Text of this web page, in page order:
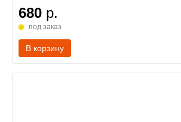
680 р.
под заказ
В корзину